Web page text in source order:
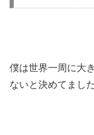
僕は世界一周に大
ないと決めてました